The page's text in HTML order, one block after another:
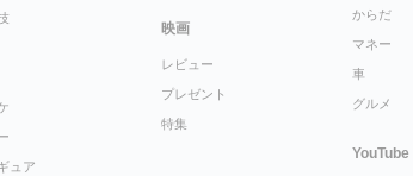
ュア
映画
レビュー
プレゼント
特集
からだ
マネー
車
グルメ
YouTube